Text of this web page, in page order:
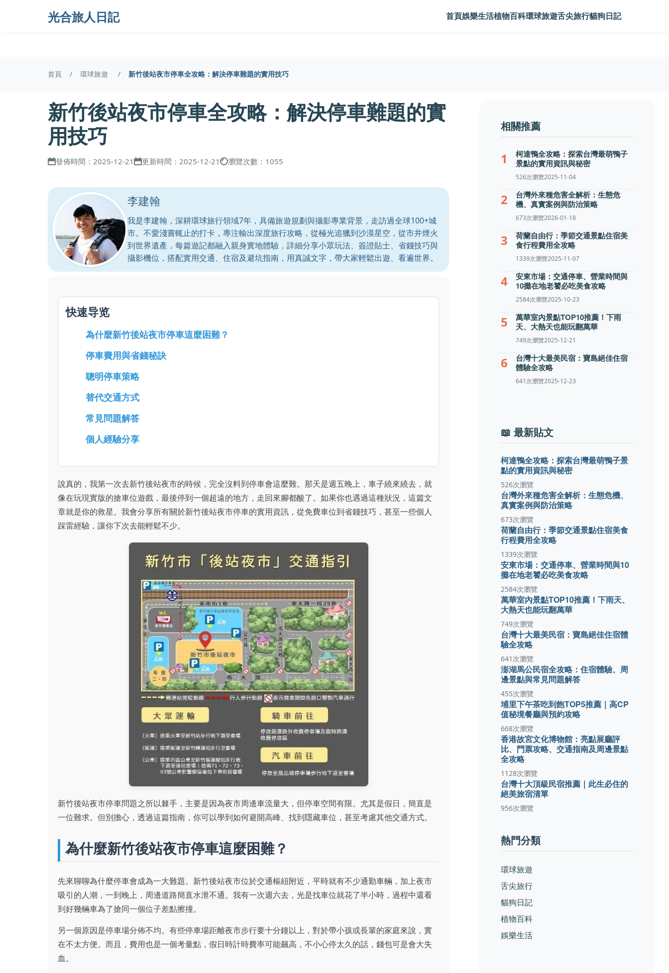
光合旅人日記 首頁娛樂生活植物百科環球旅遊舌尖旅行貓狗日記
首頁 環球旅遊 新竹後站夜市停車全攻略：解決停車難題的實用技巧
新竹後站夜市停車全攻略：解決停車難題的實
用技巧
發佈時間：2025-12-21 更新時間：2025-12-21 瀏覽次數：1055
李建翰
我是李建翰，深耕環球旅行領域7年，具備旅遊規劃與攝影專業背景，走訪過全球100+城
市。不愛淺嘗輒止的打卡，專注輸出深度旅行攻略，從極光追獵到沙漠星空，從市井煙火
到世界遺產，每篇遊記都融入親身實地體驗，詳細分享小眾玩法、簽證貼士、省錢技巧與
攝影機位，搭配實用交通、住宿及避坑指南，用真誠文字，帶大家輕鬆出遊、看遍世界。
快速导览
為什麼新竹後站夜市停車這麼困難？
停車費用與省錢秘訣
聰明停車策略
替代交通方式
常見問題解答
個人經驗分享
說真的，我第一次去新竹後站夜市的時候，完全沒料到停車會這麼難。那天是週五晚上，車子繞來繞去，就
像在玩現實版的搶車位遊戲，最後停到一個超遠的地方，走回來腳都酸了。如果你也遇過這種狀況，這篇文
章就是你的救星。我會分享所有關於新竹後站夜市停車的實用資訊，從免費車位到省錢技巧，甚至一些個人
踩雷經驗，讓你下次去能輕鬆不少。
新竹後站夜市停車問題之所以棘手，主要是因為夜市周邊車流量大，但停車空間有限。尤其是假日，簡直是
一位難求。但別擔心，透過這篇指南，你可以學到如何避開高峰、找到隱藏車位，甚至考慮其他交通方式。
為什麼新竹後站夜市停車這麼困難？
先來聊聊為什麼停車會成為一大難題。新竹後站夜市位於交通樞紐附近，平時就有不少通勤車輛，加上夜市
吸引的人潮，一到晚上，周邊道路簡直水泄不通。我有一次週六去，光是找車位就花了半小時，過程中還看
到好幾輛車為了搶同一個位子差點擦撞。
另一個原因是停車場分佈不均。有些停車場距離夜市步行要十分鐘以上，對於帶小孩或長輩的家庭來說，實
在不太方便。而且，費用也是一個考量點，假日時計時費率可能飆高，不小心停太久的話，錢包可是會大失
血。
相關推薦
1
柯達鴨全攻略：探索台灣最萌鴨子
景點的實用資訊與秘密
526次瀏覽2025-11-04
2
台灣外來種危害全解析：生態危
機、真實案例與防治策略
673次瀏覽2026-01-18
3
荷蘭自由行：季節交通景點住宿美
食行程費用全攻略
1339次瀏覽2025-11-07
4
安東市場：交通停車、營業時間與
10攤在地老饕必吃美食攻略
2584次瀏覽2025-10-23
5
萬華室內景點TOP10推薦！下雨
天、大熱天也能玩翻萬華
749次瀏覽2025-12-21
6
台灣十大最美民宿：寶島絕佳住宿
體驗全攻略
641次瀏覽2025-12-23
📖 最新貼文
柯達鴨全攻略：探索台灣最萌鴨子景
點的實用資訊與秘密
526次瀏覽
台灣外來種危害全解析：生態危機、
真實案例與防治策略
673次瀏覽
荷蘭自由行：季節交通景點住宿美食
行程費用全攻略
1339次瀏覽
安東市場：交通停車、營業時間與10
攤在地老饕必吃美食攻略
2584次瀏覽
萬華室內景點TOP10推薦！下雨天、
大熱天也能玩翻萬華
749次瀏覽
台灣十大最美民宿：寶島絕佳住宿體
驗全攻略
641次瀏覽
澎湖馬公民宿全攻略：住宿體驗、周
邊景點與常見問題解答
455次瀏覽
埔里下午茶吃到飽TOP5推薦｜高CP
值秘境餐廳與預約攻略
668次瀏覽
香港故宮文化博物館：亮點展廳評
比、門票攻略、交通指南及周邊景點
全攻略
1128次瀏覽
台灣十大頂級民宿推薦｜此生必住的
絕美旅宿清單
956次瀏覽
熱門分類
環球旅遊
舌尖旅行
貓狗日記
植物百科
娛樂生活